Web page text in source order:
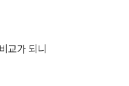
교가 되니